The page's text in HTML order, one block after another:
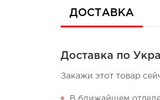
ДОСТАВКА
Доставка по
Закажи этот товар